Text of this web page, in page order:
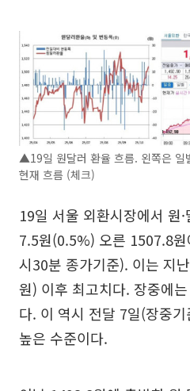
▲19일 원달러 환율 흐름. 왼쪽은 일
현재 흐름 (체크)
19일 서울 외환시장에서 원
7.5원(0.5%) 오른 1507.8
시30분 종가기준). 이는 지
원) 이후 최고치다. 장중에
다. 이 역시 전달 7일(장중
높은 수준이다.